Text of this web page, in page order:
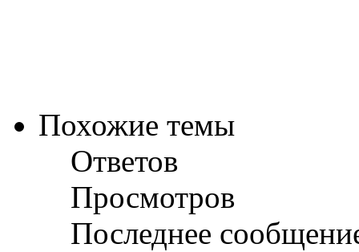
Похожие темы
Ответов
Просмотров
Последнее